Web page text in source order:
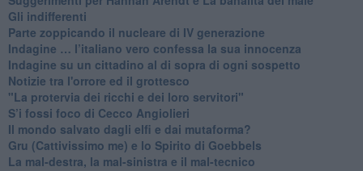
​Gli indifferenti
Parte zoppicando il nucleare di IV generazione
​Indagine … l’italiano vero confessa la sua innocenza
Indagine su un cittadino al di sopra di ogni sospetto
Notizie tra l'orrore ed il grottesco
"La protervia dei ricchi e dei loro servitori"
S’i fossi foco di Cecco Angiolieri
​Il mondo salvato dagli elfi e dai mutaforma?
Gru (Cattivissimo me) e lo Spirito di Goebbels
​La mal-destra, la mal-sinistra e il mal-tecnico